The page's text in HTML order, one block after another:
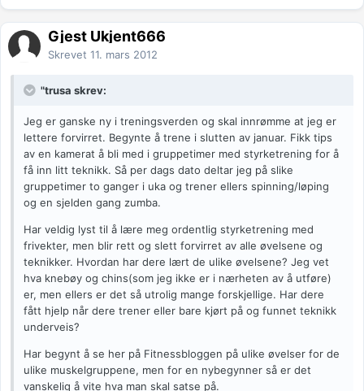
Gjest Ukjent666
Skrevet 11. mars 2012
"trusa skrev:
Jeg er ganske ny i treningsverden og skal innrømme at jeg er
lettere forvirret. Begynte å trene i slutten av januar. Fikk tips
av en kamerat å bli med i gruppetimer med styrketrening for å
få inn litt teknikk. Så per dags dato deltar jeg på slike
gruppetimer to ganger i uka og trener ellers spinning/løping
og en sjelden gang zumba.
Har veldig lyst til å lære meg ordentlig styrketrening med
frivekter, men blir rett og slett forvirret av alle øvelsene og
teknikker. Hvordan har dere lært de ulike øvelsene? Jeg vet
hva knebøy og chins(som jeg ikke er i nærheten av å utføre)
er, men ellers er det så utrolig mange forskjellige. Har dere
fått hjelp når dere trener eller bare kjørt på og funnet teknikk
underveis?
Har begynt å se her på Fitnessbloggen på ulike øvelser for de
ulike muskelgruppene, men for en nybegynner så er det
vanskelig å vite hva man skal satse på.